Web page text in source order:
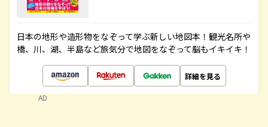
日本の地形や造形物をなぞって学ぶ新しい地図本！観光名所や
橋、川、湖、半島など旅気分で地図をなぞって脳もイキイキ！
詳細を見る
AD